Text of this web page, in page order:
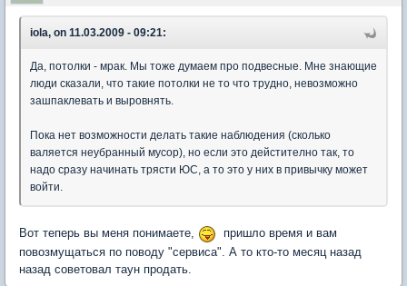
iola, on 11.03.2009 - 09:21:
Да, потолки - мрак. Мы тоже думаем про подвесные. Мне знающие
люди сказали, что такие потолки не то что трудно, невозможно
зашпаклевать и выровнять.
Пока нет возможности делать такие наблюдения (сколько
валяется неубранный мусор), но если это дейстително так, то
надо сразу начинать трясти ЮС, а то это у них в привычку может
войти.
Вот теперь вы меня понимаете,
пришло время и вам
повозмущаться по поводу "сервиса". А то кто-то месяц назад
назад советовал таун продать.